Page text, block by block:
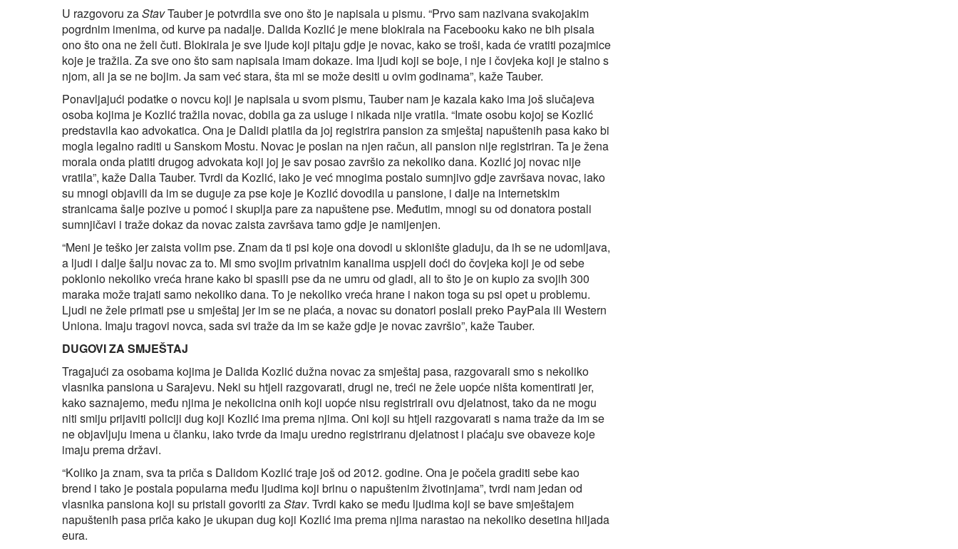
U razgovoru zaStavTauber je potvrdila sve ono što je napisala u pismu. “Prvo sam nazivana svakojakim
pogrdnim imenima, od kurve pa nadalje. Dalida Kozlić je mene blokirala na Facebooku kako ne bih pisala
ono što ona ne želi čuti. Blokirala je sve ljude koji pitaju gdje je novac, kako se troši, kada će vratiti pozajmice
koje je tražila. Za sve ono što sam napisala imam dokaze. Ima ljudi koji se boje, i nje i čovjeka koji je stalno s
njom, ali ja se ne bojim. Ja sam već stara, šta mi se može desiti u ovim godinama”, kaže Tauber.
Ponavljajući podatke o novcu koji je napisala u svom pismu, Tauber nam je kazala kako ima još slučajeva
osoba kojima je Kozlić tražila novac, dobila ga za usluge i nikada nije vratila. “Imate osobu kojoj se Kozlić
predstavila kao advokatica. Ona je Dalidi platila da joj registrira pansion za smještaj napuštenih pasa kako bi
mogla legalno raditi u Sanskom Mostu. Novac je poslan na njen račun, ali pansion nije registriran. Ta je žena
morala onda platiti drugog advokata koji joj je sav posao završio za nekoliko dana. Kozlić joj novac nije
vratila”, kaže Dalia Tauber. Tvrdi da Kozlić, iako je već mnogima postalo sumnjivo gdje završava novac, iako
su mnogi objavili da im se duguje za pse koje je Kozlić dovodila u pansione, i dalje na internetskim
stranicama šalje pozive u pomoć i skuplja pare za napuštene pse. Međutim, mnogi su od donatora postali
sumnjičavi i traže dokaz da novac zaista završava tamo gdje je namijenjen.
“Meni je teško jer zaista volim pse. Znam da ti psi koje ona dovodi u sklonište gladuju, da ih se ne udomljava,
a ljudi i dalje šalju novac za to. Mi smo svojim privatnim kanalima uspjeli doći do čovjeka koji je od sebe
poklonio nekoliko vreća hrane kako bi spasili pse da ne umru od gladi, ali to što je on kupio za svojih 300
maraka može trajati samo nekoliko dana. To je nekoliko vreća hrane i nakon toga su psi opet u problemu.
Ljudi ne žele primati pse u smještaj jer im se ne plaća, a novac su donatori poslali preko PayPala ili Western
Uniona. Imaju tragovi novca, sada svi traže da im se kaže gdje je novac završio”, kaže Tauber.
DUGOVI ZA SMJEŠTAJ
Tragajući za osobama kojima je Dalida Kozlić dužna novac za smještaj pasa, razgovarali smo s nekoliko
vlasnika pansiona u Sarajevu. Neki su htjeli razgovarati, drugi ne, treći ne žele uopće ništa komentirati jer,
kako saznajemo, među njima je nekolicina onih koji uopće nisu registrirali ovu djelatnost, tako da ne mogu
niti smiju prijaviti policiji dug koji Kozlić ima prema njima. Oni koji su htjeli razgovarati s nama traže da im se
ne objavljuju imena u članku, iako tvrde da imaju uredno registriranu djelatnost i plaćaju sve obaveze koje
imaju prema državi.
“Koliko ja znam, sva ta priča s Dalidom Kozlić traje još od 2012. godine. Ona je počela graditi sebe kao
brend i tako je postala popularna među ljudima koji brinu o napuštenim životinjama”, tvrdi nam jedan od
vlasnika pansiona koji su pristali govoriti zaStav. Tvrdi kako se među ljudima koji se bave smještajem
napuštenih pasa priča kako je ukupan dug koji Kozlić ima prema njima narastao na nekoliko desetina hiljada
eura.